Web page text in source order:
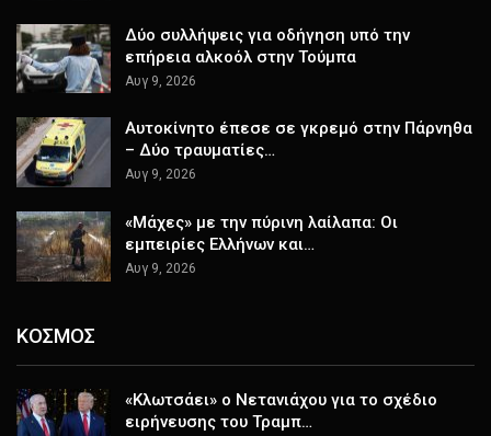
Δύο συλλήψεις για οδήγηση υπό την
επήρεια αλκοόλ στην Τούμπα
Αυγ 9, 2026
Αυτοκίνητο έπεσε σε γκρεμό στην Πάρνηθα
– Δύο τραυματίες…
Αυγ 9, 2026
«Μάχες» με την πύρινη λαίλαπα: Οι
εμπειρίες Ελλήνων και…
Αυγ 9, 2026
ΚΟΣΜΟΣ
«Κλωτσάει» ο Νετανιάχου για το σχέδιο
ειρήνευσης του Τραμπ…